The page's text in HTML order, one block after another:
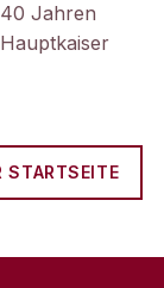
Jahren
STARTSEITE